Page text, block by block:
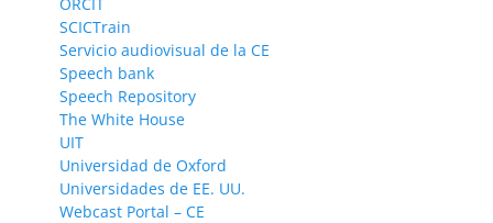
SCICTrain
Servicio audiovisual de la CE
Speech bank
Speech Repository
The White House
UIT
Universidad de Oxford
Universidades de EE. UU.
Webcast Portal – CE